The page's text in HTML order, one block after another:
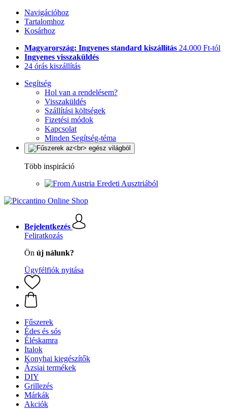
Navigációhoz
Tartalomhoz
Kosárhoz
Magyarország: Ingyenes standard kiszállítás 24.000 Ft-tól
Ingyenes visszaküldés
24 órás kiszállítás
Segítség
Hol van a rendelésem?
Visszaküldés
Szállítási költségek
Fizetési módok
Kapcsolat
Minden Segítség-téma
Több inspiráció
Eredeti Ausztriából
Bejelentkezés
Feliratkozás
Ön új nálunk?
Ügyfélfiók nyitása
Fűszerek
Édes és sós
Éléskamra
Italok
Konyhai kiegészítők
Ázsiai termékek
DIY
Grillezés
Márkák
Akciók